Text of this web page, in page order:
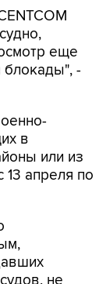
еще
блокады", -
в
или из
апреля по